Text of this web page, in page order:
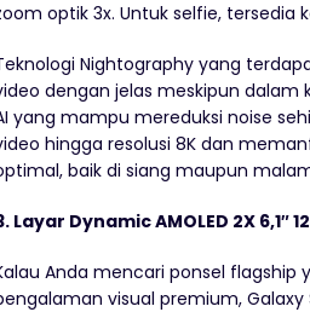
optik 3x. Untuk selfie, tersedia
Nightography yang
dengan jelas meskipun dalam
yang mampu mereduksi noise
hingga resolusi 8K dan
baik di siang maupun
Layar Dynamic AMOLED 2X 6,1″
Anda mencari ponsel
visual premium, Galaxy